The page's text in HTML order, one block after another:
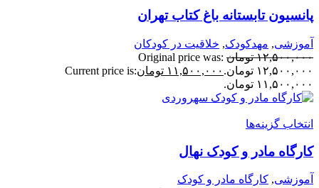
تابستانه‌ باغ کتاب تهران
, مهدکودک,خلاقیت در کودکان
تومان Original price was:
تومان.
۱۱,۵۰۰,۰۰۰ تومانCurrent price is:
تومان.
گزینه‌ها
مادر و کودک نهال
, کارگاه مادر و کودک